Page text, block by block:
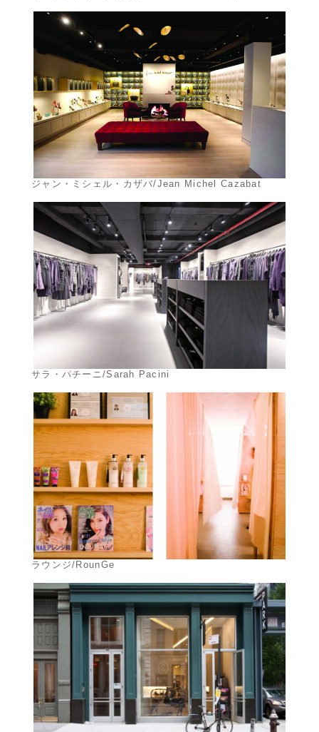
ジャン・ミシェル・カザバ/Jean Michel Cazabat
サラ・パチーニ/Sarah Pacini
ラウンジ/RounGe